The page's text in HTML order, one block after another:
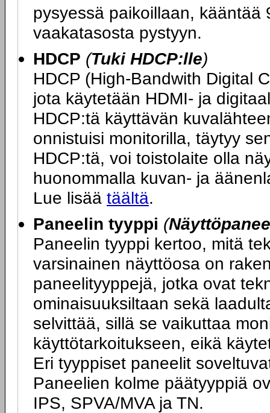
pysyessä paikoillaan,
vaakatasosta pystyyn.
HDCP (Tuki HDCP:lle)
HDCP (High-Bandwith Digital
jota käytetään HDMI- ja
HDCP:tä käyttävän
onnistuisi monitorilla, täytyy
HDCP:tä, voi toistolaite olla
huonommalla kuvan- ja
Lue lisää täältä.
Paneelin tyyppi (
Paneelin tyyppi kertoo, mitä
varsinainen näyttöosa on
paneelityyppejä, jotka ovat
ominaisuuksiltaan sekä
selvittää, sillä se vaikuttaa
käyttötarkoitukseen, eikä
Eri tyyppiset paneelit
Paneelien kolme päätyyppiä
IPS, SPVA/MVA ja TN.